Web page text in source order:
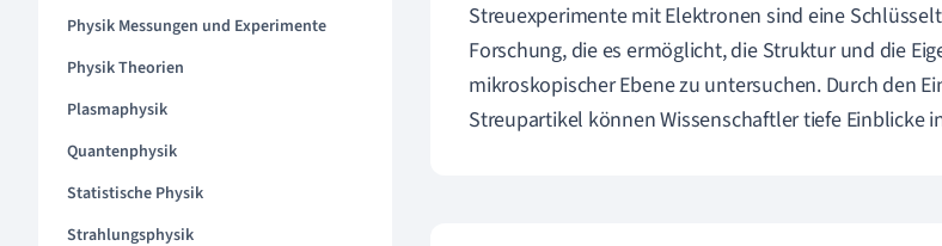
Physik Messungen und Experimente
Physik Theorien
Plasmaphysik
Quantenphysik
Statistische Physik
Strahlungsphysik
Streuexperimente mit Elektronen sind eine
Forschung, die es ermöglicht, die Struktur und die
mikroskopischer Ebene zu untersuchen. Durch den
Streupartikel können Wissenschaftler tiefe Einblicke